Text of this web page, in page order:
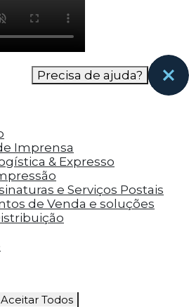
interagem com o site. Esses
fornecer informações sobre
de visitantes, taxa de
tráfego, etc.
compartilhar o
plataformas de social
e outros recursos de
são usados para
anúncios
base nas páginas que eles
a eficácia da
Aceitar Todos
Precisa de ajuda?
Imprensa
& Expresso
e Serviços Postais
de Venda e soluções